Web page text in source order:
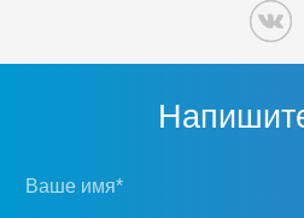
Ваше имя*